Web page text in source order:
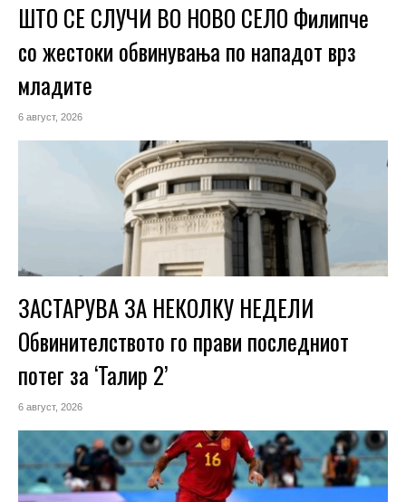
ШТО СЕ СЛУЧИ ВО НОВО СЕЛО Филипче
со жестоки обвинувања по нападот врз
младите
6 август, 2026
ЗАСТАРУВА ЗА НЕКОЛКУ НЕДЕЛИ
Обвинителството го прави последниот
потег за ‘Талир 2’
6 август, 2026